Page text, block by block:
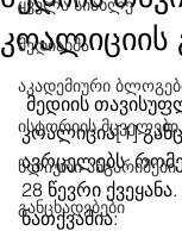
ყველა სიახლე
მედიახმა
აკადემიური
ისტორიის მცველები
წლიური ანგარიშები
განცხადებები
კოალიციის
მედიის
კოალიცია[1]
ავრცელებს,
28 წევრი
ნათქვამია: